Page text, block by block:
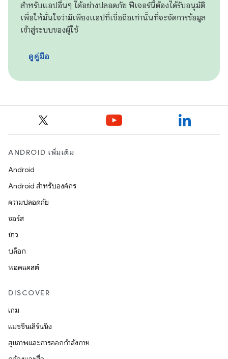
สำหรับแอปอื่นๆ ได้อย่างปลอดภัย ฟีเจอร์นี้ต้องได้รับอนุมัติ
เพื่อให้มั่นใจว่ามีเพียงแอปที่เชื่อถือเท่านั้นที่จะจัดการข้อมูล
เข้าสู่ระบบของผู้ใช้
ดูคู่มือ
ANDROID เพิ่มเติม
Android
Android สำหรับองค์กร
ความปลอดภัย
ซอร์ส
ข่าว
บล็อก
พอดแคสต์
DISCOVER
เกม
แมชชีนเลิร์นนิง
สุขภาพและการออกกำลังกาย